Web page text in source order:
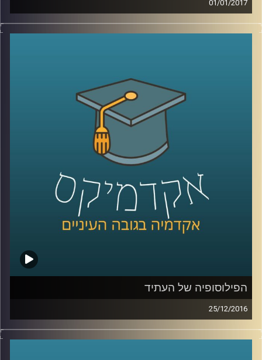
01/01/2017
הדרך של האנושות אל החלל לא היתה פשוטה,
המדע ואל פעילות אסטרונאוטית ארוכה
ומפרכת אף יותר. דוקטור דגנית פייקובסקי
מספרת על שכבות הקושי הנוספות איתן
התמודדו נשים שרצו להשתלב בחקר החלל
ובטיסות מאוישות לחלל. האם חל שיפור
בתחום? תלוי את מי נשאל. גם לנו כחברה יש
מה לעשות כדי להסליל פחות ולהשרות תחושת
מסוגלות בקרב מגדרים שונים ומגזרים שונים
קרדיט תמונות:AudioVersity
הפילוסופיה של העתיד
25/12/2016
פילוסופיה היא תחום מחקר חכם, שמספק כלים ונתיבים
לחשוב בעזרתם על סוגיות מורכבות. אושי שהם קראוס,